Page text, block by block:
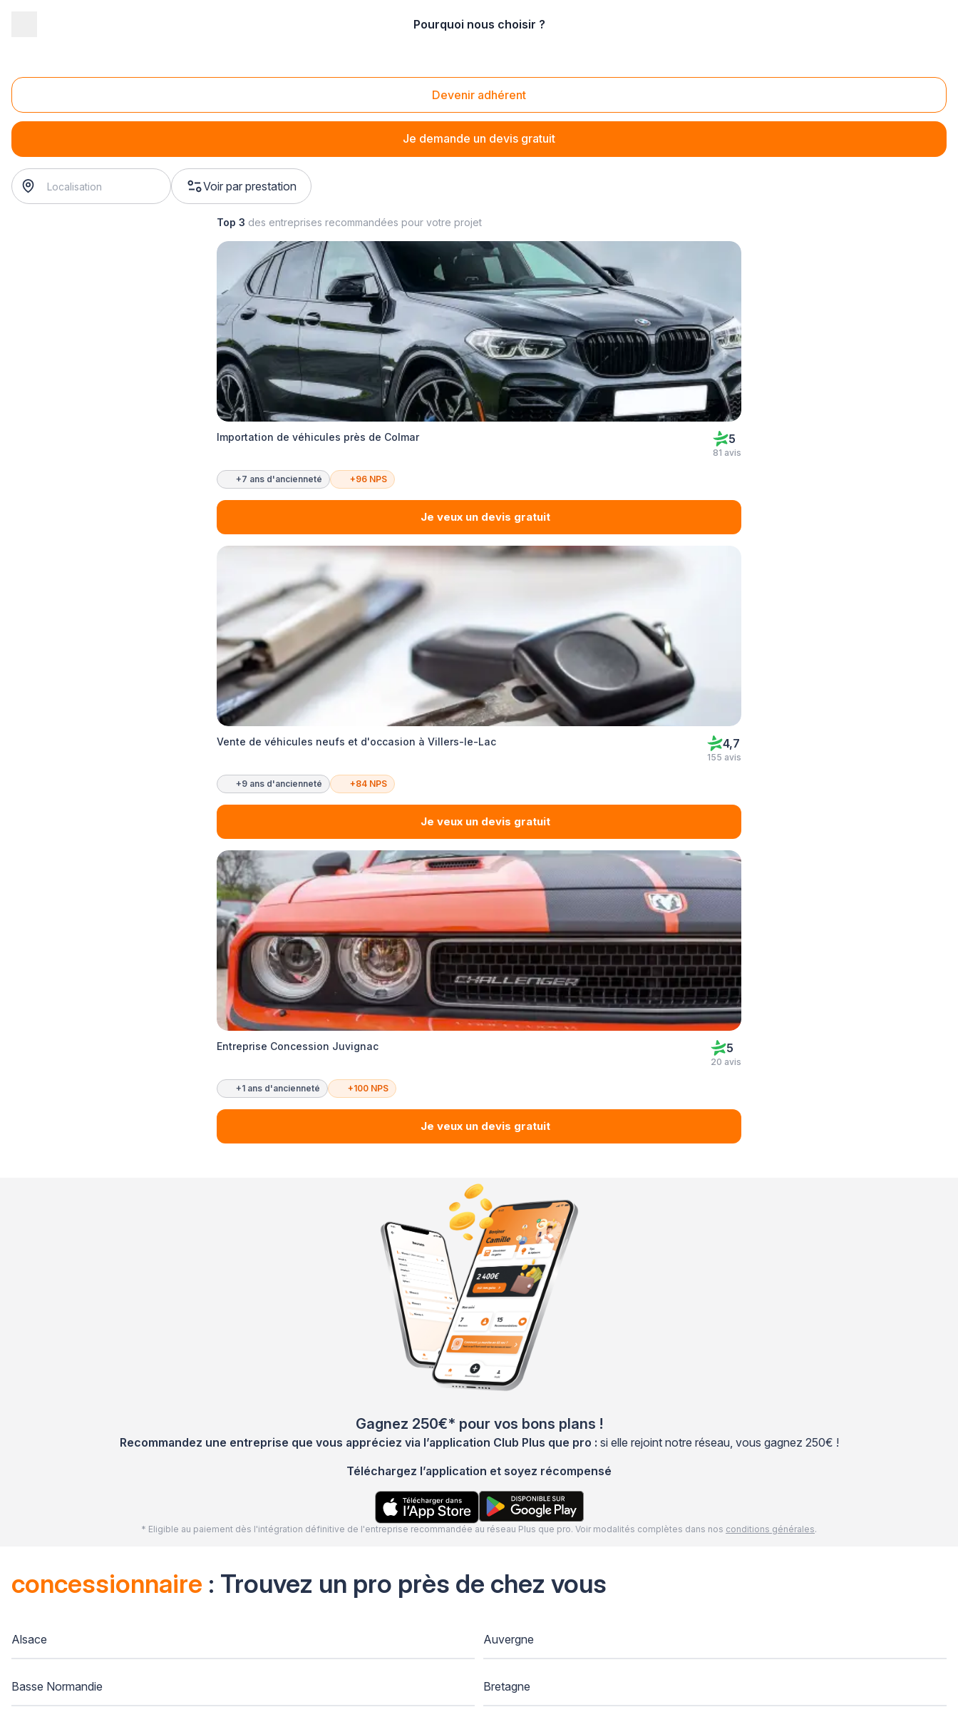
Pourquoi nous choisir ?
Devenir adhérent
Je demande un devis gratuit
Importation de voiture
importation de voiture
Voir par prestation
Top 3 des entreprises recommandées pour votre projet
Importation de véhicules près de Colmar 5
81 avis
+7 ans d'ancienneté +96 NPS
Je veux un devis gratuit
Vente de véhicules neufs et d'occasion à Villers-le-Lac 4,7
155 avis
+9 ans d'ancienneté +84 NPS
Je veux un devis gratuit
Entreprise Concession Juvignac 5
20 avis
+1 ans d'ancienneté +100 NPS
Je veux un devis gratuit
Gagnez 250€* pour vos bons plans !
Recommandez une entreprise que vous appréciez via l’application Club Plus que pro : si elle rejoint notre réseau, vous gagnez 250€ !
Téléchargez l’application et soyez récompensé
* Eligible au paiement dès l'intégration définitive de l'entreprise recommandée au réseau Plus que pro. Voir modalités complètes dans nos conditions générales.
concessionnaire : Trouvez un pro près de chez vous
Alsace Auvergne
Basse Normandie Bretagne